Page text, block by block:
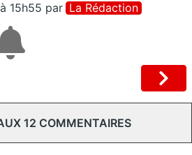
15h55 par La Rédaction
12 COMMENTAIRES